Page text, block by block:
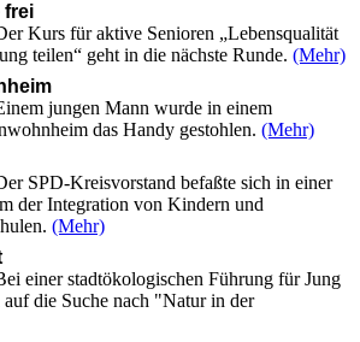
frei
Kurs für aktive Senioren „Lebensqualität
teilen“ geht in die nächste Runde. (Mehr)
jungen Mann wurde in einem
das Handy gestohlen. (Mehr)
SPD-Kreisvorstand befaßte sich in einer
der Integration von Kindern und
(Mehr)
einer stadtökologischen Führung für Jung
die Suche nach "Natur in der